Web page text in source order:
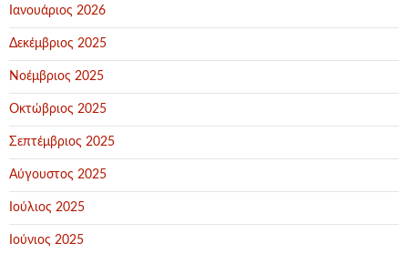
Ιανουάριος 2026
Δεκέμβριος 2025
Νοέμβριος 2025
Οκτώβριος 2025
Σεπτέμβριος 2025
Αύγουστος 2025
Ιούλιος 2025
Ιούνιος 2025